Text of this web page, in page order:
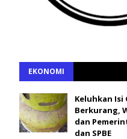
EKONOMI
Keluhkan Isi
Berkurang,
dan
dan SPBE